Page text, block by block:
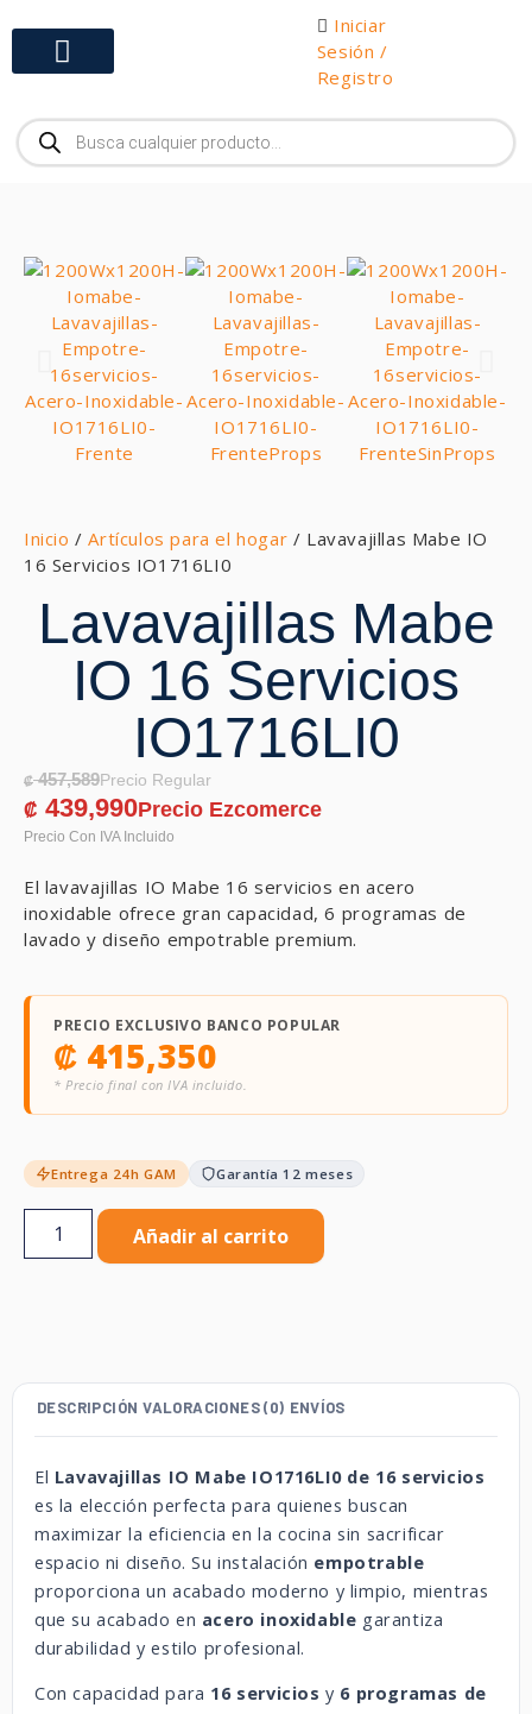
Iniciar
Sesión /
Registro
Inicio /Artículos para el hogar / Lavavajillas Mabe IO
16 Servicios IO1716LI0
Lavavajillas Mabe
IO 16 Servicios
IO1716LI0
₡457,589
₡ 439,990
El lavavajillas IO Mabe 16 servicios en acero
inoxidable ofrece gran capacidad, 6 programas de
lavado y diseño empotrable premium.
PRECIO EXCLUSIVO BANCO POPULAR
₡ 415,350
* Precio final con IVA incluido.
Entrega 24h GAM Garantía 12 meses
Añadir al carrito
DESCRIPCIÓN VALORACIONES (0) ENVÍOS
El Lavavajillas IO Mabe IO1716LI0 de 16 servicios
es la elección perfecta para quienes buscan
maximizar la eficiencia en la cocina sin sacrificar
espacio ni diseño. Su instalación empotrable
proporciona un acabado moderno y limpio, mientras
que su acabado en acero inoxidable garantiza
durabilidad y estilo profesional.
Con capacidad para 16 servicios y 6 programas de